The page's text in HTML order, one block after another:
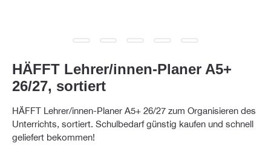
HÄFFT Lehrer/innen-Planer A5+
26/27, sortiert
HÄFFT Lehrer/innen-Planer A5+ 26/27 zum Organisieren des
Unterrichts, sortiert. Schulbedarf günstig kaufen und schnell
geliefert bekommen!